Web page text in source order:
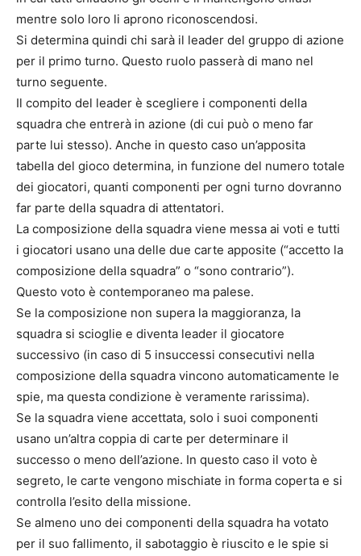
mentre solo loro li aprono riconoscendosi.
Si determina quindi chi sarà il leader del gruppo di azione
per il primo turno. Questo ruolo passerà di mano nel
turno seguente.
Il compito del leader è scegliere i componenti della
squadra che entrerà in azione (di cui può o meno far
parte lui stesso). Anche in questo caso un’apposita
tabella del gioco determina, in funzione del numero totale
dei giocatori, quanti componenti per ogni turno dovranno
far parte della squadra di attentatori.
La composizione della squadra viene messa ai voti e tutti
i giocatori usano una delle due carte apposite (“accetto la
composizione della squadra” o “sono contrario”).
Questo voto è contemporaneo ma palese.
Se la composizione non supera la maggioranza, la
squadra si scioglie e diventa leader il giocatore
successivo (in caso di 5 insuccessi consecutivi nella
composizione della squadra vincono automaticamente le
spie, ma questa condizione è veramente rarissima).
Se la squadra viene accettata, solo i suoi componenti
usano un’altra coppia di carte per determinare il
successo o meno dell’azione. In questo caso il voto è
segreto, le carte vengono mischiate in forma coperta e si
controlla l’esito della missione.
Se almeno uno dei componenti della squadra ha votato
per il suo fallimento, il sabotaggio è riuscito e le spie si